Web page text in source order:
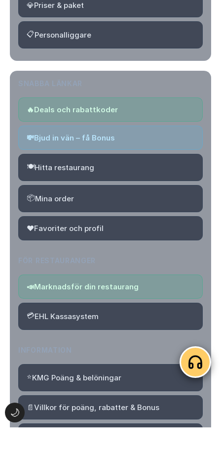
🌙
💎Priser & paket
📋Personalliggare
🔥Deals och rabattkoder
💸Bjud in vän – få Bonus
🍽️Hitta restaurang
📦Mina order
❤️Favoriter och profil
📣Marknadsför din restaurang
💳EHL Kassasystem
⭐KMG Poäng & belöningar
📄Villkor för poäng, rabatter & Bonus